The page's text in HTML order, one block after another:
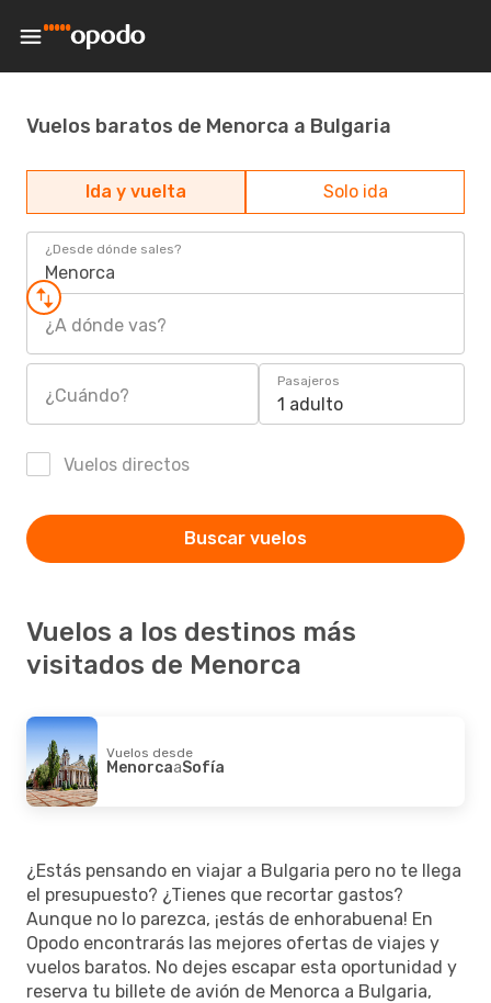
Vuelos baratos de Menorca a Bulgaria
Ida y vuelta Solo ida
¿Desde dónde sales?
Menorca
¿A dónde vas?
¿Cuándo?
Pasajeros
1 adulto
Vuelos directos
Buscar vuelos
Vuelos a los destinos más
visitados de Menorca
Vuelos desde
MenorcaaSofía
¿Estás pensando en viajar a Bulgaria pero no te llega
el presupuesto? ¿Tienes que recortar gastos?
Aunque no lo parezca, ¡estás de enhorabuena! En
Opodo encontrarás las mejores ofertas de viajes y
vuelos baratos. No dejes escapar esta oportunidad y
reserva tu billete de avión de Menorca a Bulgaria,